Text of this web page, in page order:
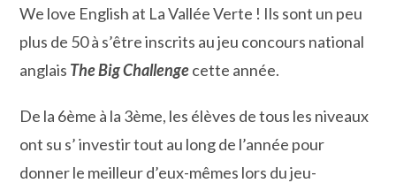
We love English at La Vallée Verte ! Ils sont un peu
plus de 50 à s’être inscrits au jeu concours national
anglais The Big Challengecette année.
De la 6ème à la 3ème, les élèves de tous les niveaux
ont su s’ investir tout au long de l’année pour
donner le meilleur d’eux-mêmes lors du jeu-